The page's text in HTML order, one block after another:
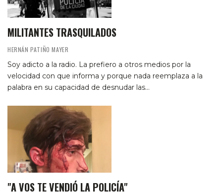
MILITANTES TRASQUILADOS
HERNÁN PATIÑO MAYER
Soy adicto a la radio. La prefiero a otros medios por la
velocidad con que informa y porque nada reemplaza a la
palabra en su capacidad de desnudar las…
"A VOS TE VENDIÓ LA POLICÍA"